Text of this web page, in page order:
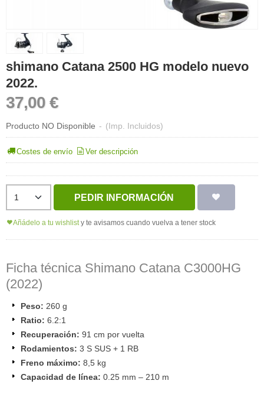
shimano Catana 2500 HG modelo nuevo
2022.
37,00 €
Producto NO Disponible - (Imp. Incluidos)
Costes de envío Ver descripción
PEDIR INFORMACIÓN
Añádelo a tu wishlist y te avisamos cuando vuelva a tener stock
Ficha técnica Shimano Catana C3000HG
(2022)
Peso: 260 g
Ratio: 6.2:1
Recuperación: 91 cm por vuelta
Rodamientos: 3 S SUS + 1 RB
Freno máximo: 8,5 kg
Capacidad de línea: 0.25 mm – 210 m